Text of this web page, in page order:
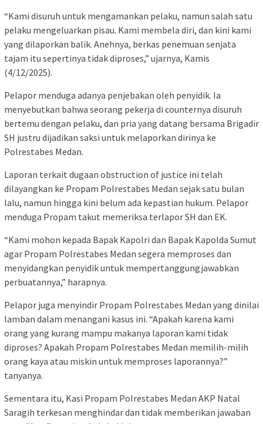
“Kami disuruh untuk mengamankan pelaku, namun salah satu
pelaku mengeluarkan pisau. Kami membela diri, dan kini kami
yang dilaporkan balik. Anehnya, berkas penemuan senjata
tajam itu sepertinya tidak diproses,” ujarnya, Kamis
(4/12/2025).
Pelapor menduga adanya penjebakan oleh penyidik. Ia
menyebutkan bahwa seorang pekerja di counternya disuruh
bertemu dengan pelaku, dan pria yang datang bersama Brigadir
SH justru dijadikan saksi untuk melaporkan dirinya ke
Polrestabes Medan.
Laporan terkait dugaan obstruction of justice ini telah
dilayangkan ke Propam Polrestabes Medan sejak satu bulan
lalu, namun hingga kini belum ada kepastian hukum. Pelapor
menduga Propam takut memeriksa terlapor SH dan EK.
“Kami mohon kepada Bapak Kapolri dan Bapak Kapolda Sumut
agar Propam Polrestabes Medan segera memproses dan
menyidangkan penyidik untuk mempertanggungjawabkan
perbuatannya,” harapnya.
Pelapor juga menyindir Propam Polrestabes Medan yang dinilai
lamban dalam menangani kasus ini. “Apakah karena kami
orang yang kurang mampu makanya laporan kami tidak
diproses? Apakah Propam Polrestabes Medan memilih-milih
orang kaya atau miskin untuk memproses laporannya?”
tanyanya.
Sementara itu, Kasi Propam Polrestabes Medan AKP Natal
Saragih terkesan menghindar dan tidak memberikan jawaban